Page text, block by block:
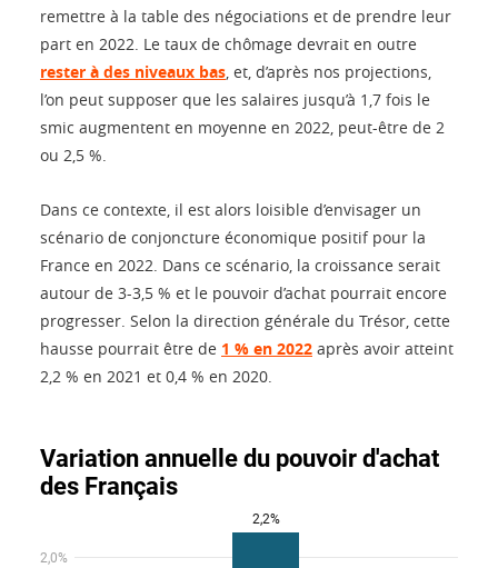
remettre à la table des négociations et de prendre leur
part en 2022. Le taux de chômage devrait en outre
rester à des niveaux bas, et, d’après nos projections,
l’on peut supposer que les salaires jusqu’à 1,7 fois le
smic augmentent en moyenne en 2022, peut-être de 2
ou 2,5 %.
Dans ce contexte, il est alors loisible d’envisager un
scénario de conjoncture économique positif pour la
France en 2022. Dans ce scénario, la croissance serait
autour de 3-3,5 % et le pouvoir d’achat pourrait encore
progresser. Selon la direction générale du Trésor, cette
hausse pourrait être de 1 % en 2022 après avoir atteint
2,2 % en 2021 et 0,4 % en 2020.